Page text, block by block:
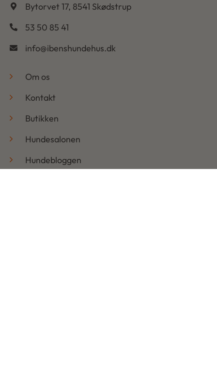
Bytorvet 17, 8541 Skødstrup
53 50 85 41
info@ibenshundehus.dk
Om os
Kontakt
Butikken
Hundesalonen
Hundebloggen